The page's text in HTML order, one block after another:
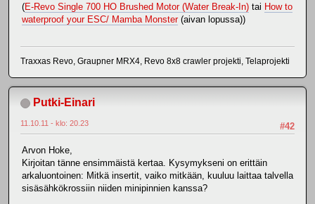
(E-Revo Single 700 HO Brushed Motor (Water Break-In) tai How to
waterproof your ESC/ Mamba Monster(aivan lopussa))
Traxxas Revo, Graupner MRX4, Revo 8x8 crawler projekti, Telaprojekti
Putki-Einari
#42
11.10.11 - klo: 20.23
Arvon Hoke,
Kirjoitan tänne ensimmäistä kertaa. Kysymykseni on erittäin
arkaluontoinen: Mitkä insertit, vaiko mitkään, kuuluu laittaa talvella
sisäsähkökrossiin niiden minipinnien kanssa?